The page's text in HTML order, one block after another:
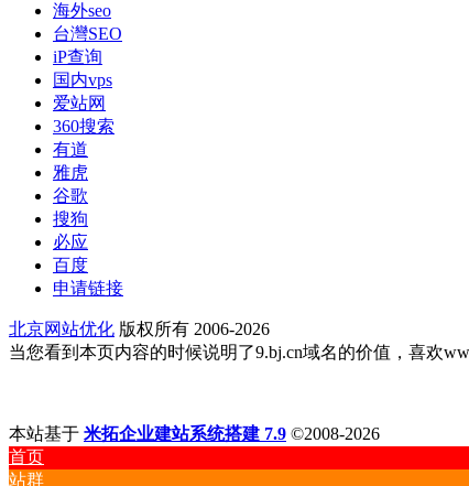
海外seo
台灣SEO
iP查询
国内vps
爱站网
360搜索
有道
雅虎
谷歌
搜狗
必应
百度
申请链接
北京网站优化 版权所有 2006-2026
当您看到本页内容的时候说明了9.bj.cn域名的价值，喜欢
本站基于 米拓企业建站系统搭建 7.9 ©2008-2026
首页
站群